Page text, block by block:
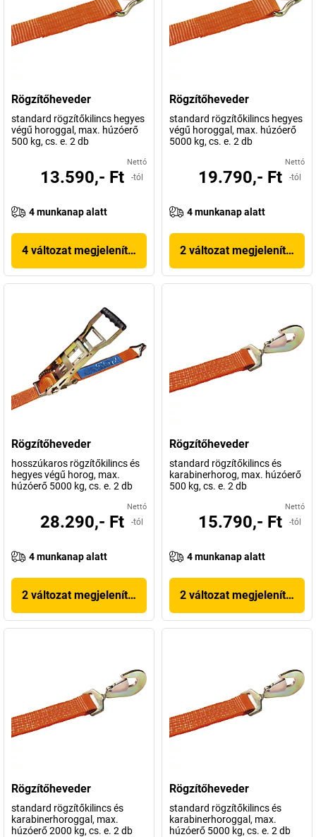
Rögzítőheveder
standard rögzítőkilincs hegyes
végű horoggal, max. húzóerő
500 kg, cs. e. 2 db
Nettó
13.590,- Ft -tól
4 munkanap alatt
4 változat megjelenítése
Rögzítőheveder
standard rögzítőkilincs hegyes
végű horoggal, max. húzóerő
5000 kg, cs. e. 2 db
Nettó
19.790,- Ft -tól
4 munkanap alatt
2 változat megjelenítése
Rögzítőheveder
hosszúkaros rögzítőkilincs és
hegyes végű horog, max.
húzóerő 5000 kg, cs. e. 2 db
Nettó
28.290,- Ft -tól
4 munkanap alatt
2 változat megjelenítése
Rögzítőheveder
standard rögzítőkilincs és
karabinerhorog, max. húzóerő
500 kg, cs. e. 2 db
Nettó
15.790,- Ft -tól
4 munkanap alatt
2 változat megjelenítése
Rögzítőheveder
standard rögzítőkilincs és
karabinerhoroggal, max.
húzóerő 2000 kg, cs. e. 2 db
Rögzítőheveder
standard rögzítőkilincs és
karabinerhoroggal, max.
húzóerő 5000 kg, cs. e. 2 db